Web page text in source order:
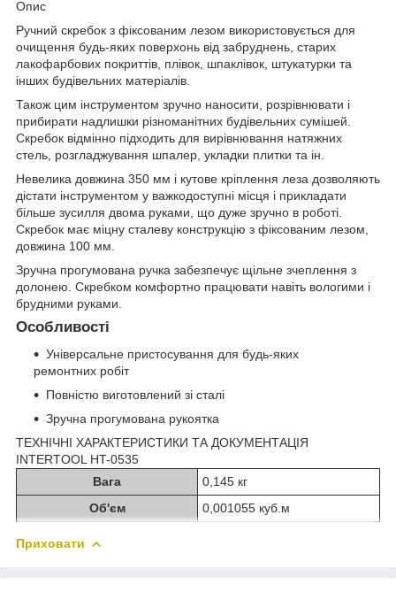
Опис
Ручний скребок з фіксованим лезом використовується для
очищення будь-яких поверхонь від забруднень, старих
лакофарбових покриттів, плівок, шпаклівок, штукатурки та
інших будівельних матеріалів.
Також цим інструментом зручно наносити, розрівнювати і
прибирати надлишки різноманітних будівельних сумішей.
Скребок відмінно підходить для вирівнювання натяжних
стель, розгладжування шпалер, укладки плитки та ін.
Невелика довжина 350 мм і кутове кріплення леза дозволяють
дістати інструментом у важкодоступні місця і прикладати
більше зусилля двома руками, що дуже зручно в роботі.
Скребок має міцну сталеву конструкцію з фіксованим лезом,
довжина 100 мм.
Зручна прогумована ручка забезпечує щільне зчеплення з
долонею. Скребком комфортно працювати навіть вологими і
брудними руками.
Особливості
Універсальне пристосування для будь-яких
ремонтних робіт
Повністю виготовлений зі сталі
Зручна прогумована рукоятка
ТЕХНІЧНІ ХАРАКТЕРИСТИКИ ТА ДОКУМЕНТАЦІЯ
INTERTOOL HT-0535
Вага
0,145 кг
Об'єм
0,001055 куб.м
Приховати